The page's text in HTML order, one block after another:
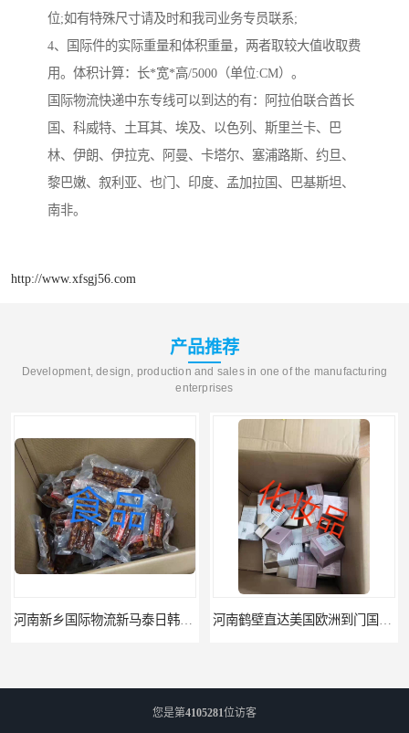
位;如有特殊尺寸请及时和我司业务专员联系;
4、国际件的实际重量和体积重量，两者取较大值收取费
用。体积计算：长*宽*高/5000（单位:CM）。
国际物流快递中东专线可以到达的有：阿拉伯联合酋长
国、科威特、土耳其、埃及、以色列、斯里兰卡、巴
林、伊朗、伊拉克、阿曼、卡塔尔、塞浦路斯、约旦、
黎巴嫩、叙利亚、也门、印度、孟加拉国、巴基斯坦、
南非。
http://www.xfsgj56.com
产品推荐
Development, design, production and sales in one of the manufacturing
enterprises
您是第4105281位访客